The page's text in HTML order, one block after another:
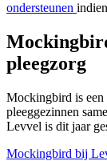
ondersteunen
pleegzorg
Mockingbird is
pleeggezinnen
Levvel is dit jaar
Mockingbird bij